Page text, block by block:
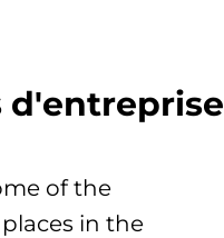
d'entreprise
of the
in the